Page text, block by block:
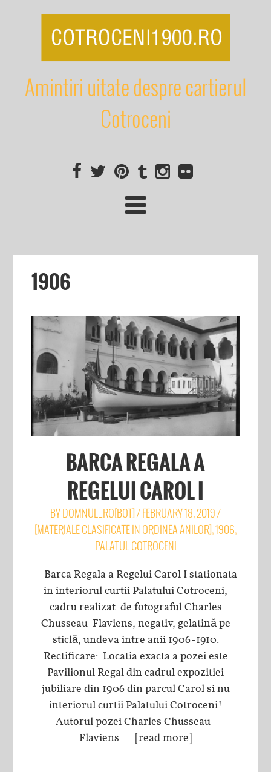
Amintiri uitate despre cartierul
Cotroceni
1906
BARCA REGALA A
REGELUI CAROL I
BYDOMNUL_RO[BOT]/FEBRUARY 18, 2019/
[MATERIALE CLASIFICATE IN ORDINEA ANILOR],1906,
PALATUL COTROCENI
Barca Regala a Regelui Carol I stationata
in interiorul curtii Palatului Cotroceni,
cadru realizat de fotograful Charles
Chusseau-Flaviens, negativ, gelatină pe
sticlă, undeva intre anii 1906-1910.
Rectificare: Locatia exacta a pozei este
Pavilionul Regal din cadrul expozitiei
jubiliare din 1906 din parcul Carol si nu
interiorul curtii Palatului Cotroceni!
Autorul pozei Charles Chusseau-
Flaviens…. [read more]